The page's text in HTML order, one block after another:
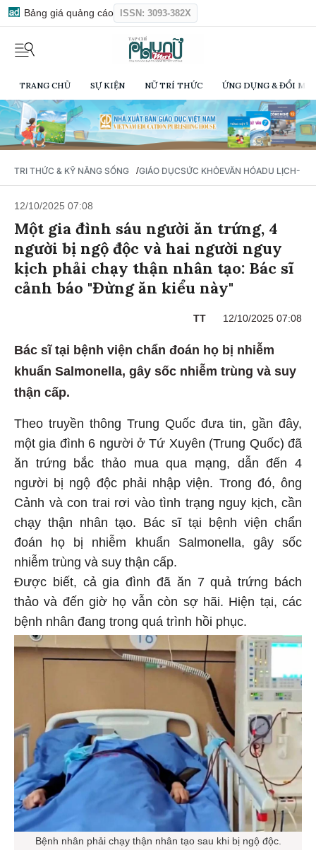
Bảng giá quảng cáo ISSN: 3093-382X
TRANG CHỦ SỰ KIỆN NỮ TRÍ THỨC ỨNG DỤNG & ĐỔI
TRI THỨC & KỸ NĂNG SỐNG /GIÁO DỤCSỨC KHỎEVĂN HÓADU LỊCH-
12/10/2025 07:08
Một gia đình sáu người ăn trứng, 4
người bị ngộ độc và hai người nguy
kịch phải chạy thận nhân tạo: Bác sĩ
cảnh báo "Đừng ăn kiểu này"
TT 12/10/2025 07:08
Bác sĩ tại bệnh viện chẩn đoán họ bị nhiễm
khuẩn Salmonella, gây sốc nhiễm trùng và suy
thận cấp.
Theo truyền thông Trung Quốc đưa tin, gần đây,
một gia đình 6 người ở Tứ Xuyên (Trung Quốc) đã
ăn trứng bắc thảo mua qua mạng, dẫn đến 4
người bị ngộ độc phải nhập viện. Trong đó, ông
Cảnh và con trai rơi vào tình trạng nguy kịch, cần
chạy thận nhân tạo. Bác sĩ tại bệnh viện chẩn
đoán họ bị nhiễm khuẩn Salmonella, gây sốc
nhiễm trùng và suy thận cấp.
Được biết, cả gia đình đã ăn 7 quả trứng bách
thảo và đến giờ họ vẫn còn sợ hãi. Hiện tại, các
bệnh nhân đang trong quá trình hồi phục.
Bệnh nhân phải chạy thận nhân tạo sau khi bị ngộ độc.